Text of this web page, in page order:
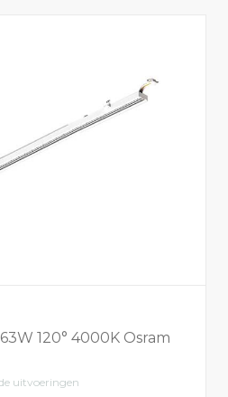
120° 4000K Osram
uitvoeringen